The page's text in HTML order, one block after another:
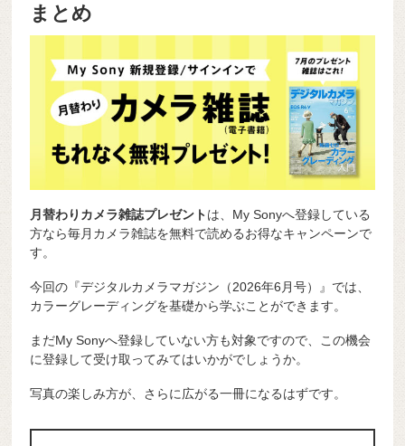
まとめ
月替わりカメラ雑誌プレゼントは、My Sonyへ登録している
方なら毎月カメラ雑誌を無料で読めるお得なキャンペーンで
す。
今回の『デジタルカメラマガジン（2026年6月号）』では、
カラーグレーディングを基礎から学ぶことができます。
まだMy Sonyへ登録していない方も対象ですので、この機会
に登録して受け取ってみてはいかがでしょうか。
写真の楽しみ方が、さらに広がる一冊になるはずです。